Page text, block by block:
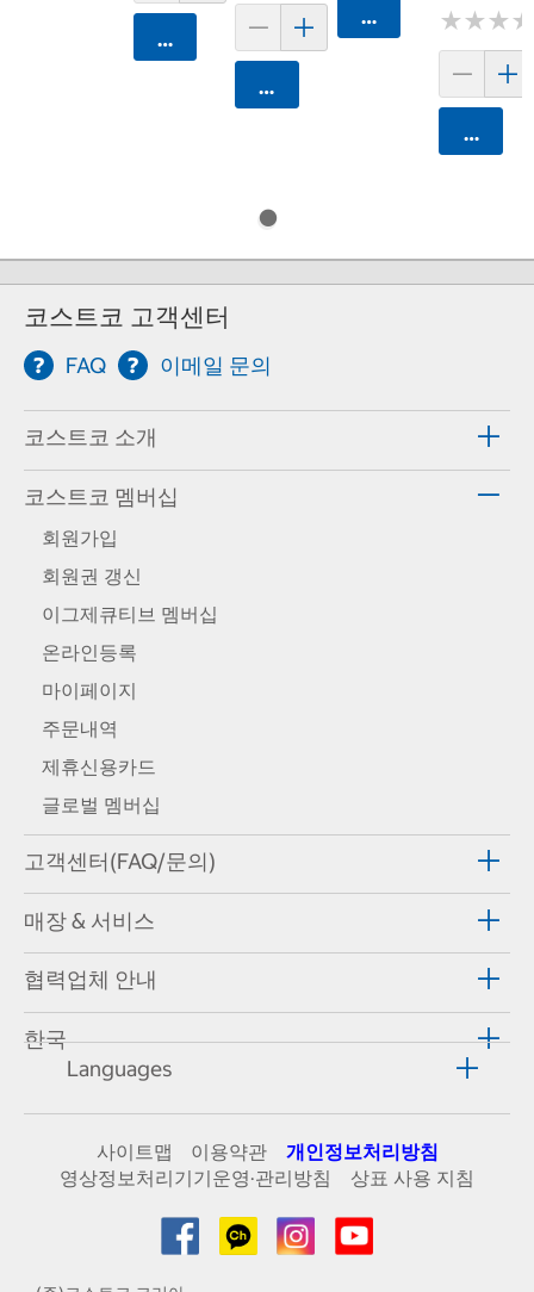
카트에 담기
카트에 담기
카트에 담기
★★★
★★★
카트에
코스트코 고객센터
FAQ 이메일 문의
코스트코 소개
코스트코 멤버십
회원가입
회원권 갱신
이그제큐티브 멤버십
온라인등록
마이페이지
주문내역
제휴신용카드
글로벌 멤버십
고객센터(FAQ/문의)
매장 & 서비스
협력업체 안내
한국
Languages
사이트맵 이용약관
개인정보처리방침
영상정보처리기기운영·관리방침
상표 사용 지침